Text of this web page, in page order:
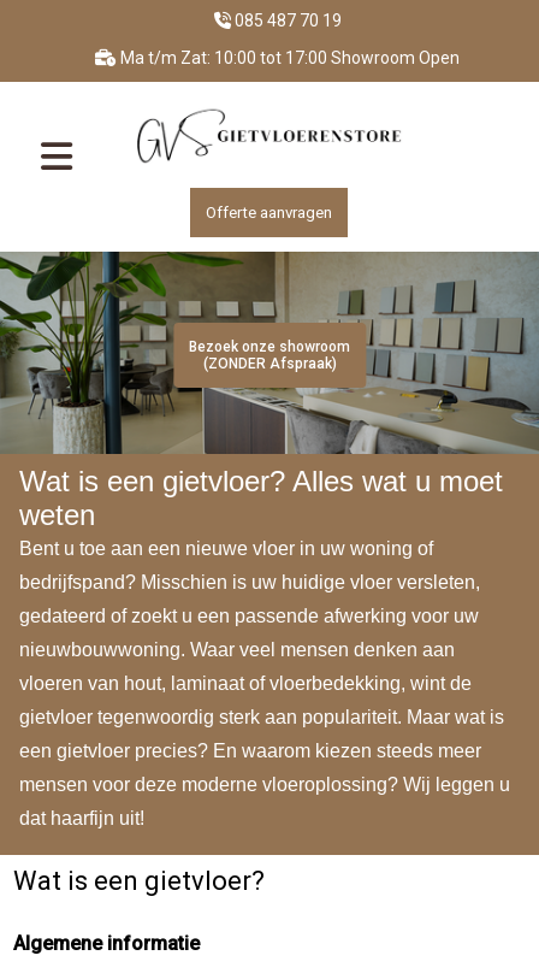
085 487 70 19
Ma t/m Zat: 10:00 tot 17:00 Showroom Open
Offerte aanvragen
Bezoek onze showroom
(ZONDER Afspraak)
Bezoek onze showroom
(ZONDER Afspraak)
Bezoek onze showroom
(ZONDER Afspraak)
Bezoek onze showroom
(ZONDER Afspraak)
Bezoek onze showroom
(ZONDER Afspraak)
Wat is een gietvloer? Alles wat u moet
weten
Bent u toe aan een nieuwe vloer in uw woning of
bedrijfspand? Misschien is uw huidige vloer versleten,
gedateerd of zoekt u een passende afwerking voor uw
nieuwbouwwoning. Waar veel mensen denken aan
vloeren van hout, laminaat of vloerbedekking, wint de
gietvloer tegenwoordig sterk aan populariteit. Maar wat is
een gietvloer precies? En waarom kiezen steeds meer
mensen voor deze moderne vloeroplossing? Wij leggen u
dat haarfijn uit!
Wat is een gietvloer?
Algemene informatie